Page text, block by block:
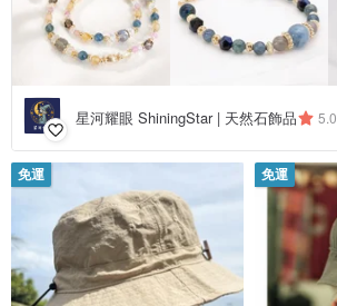
星河耀眼 ShiningStar | 天然石飾品 5.0
免運 免運